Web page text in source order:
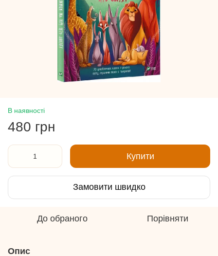
В наявності
480 грн
Купити
Замовити швидко
До обраного Порівняти
Опис